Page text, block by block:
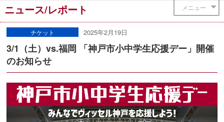
メニュー
ニュース/レポート
チケット 2025年2月19日
3/1（土）vs.福岡 「神戸市小中学生応援デー」開催
のお知らせ